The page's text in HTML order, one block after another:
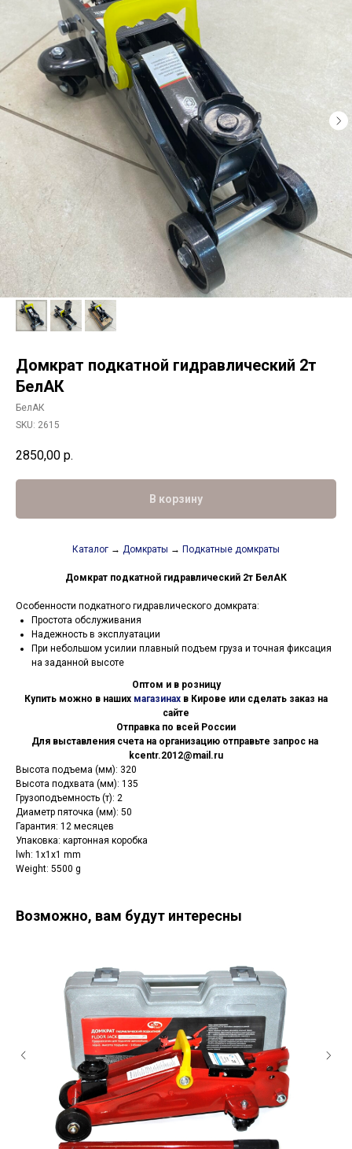
Домкрат подкатной гидравлический 2т
БелАК
БелАК
SKU: 2615
2850,00 р.
В корзину
Каталог → Домкраты → Подкатные домкраты
Домкрат подкатной гидравлический 2т БелАК
Особенности подкатного гидравлического домкрата:
Простота обслуживания
Надежность в эксплуатации
При небольшом усилии плавный подъем груза и точная фиксация
на заданной высоте
Оптом и в розницу
Купить можно в наших магазинах в Кирове или сделать заказ на
сайте
Отправка по всей России
Для выставления счета на организацию отправьте запрос на
kcentr.2012@mail.ru
Высота подъема (мм): 320
Высота подхвата (мм): 135
Грузоподъемность (т): 2
Диаметр пяточка (мм): 50
Гарантия: 12 месяцев
Упаковка: картонная коробка
lwh: 1x1x1 mm
Weight: 5500 g
Возможно, вам будут интересны